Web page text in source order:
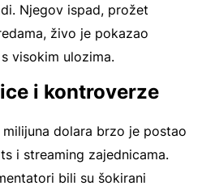
Njegov ispad, prožet
živo je pokazao
visokim ulozima.
i kontroverze
dolara brzo je postao
i streaming zajednicama.
bili su šokirani